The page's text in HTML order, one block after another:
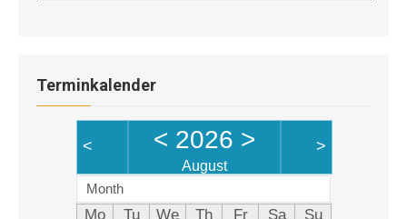
Terminkalender
< < 2026 >
August
>
Month
Mo Tu We Th Fr Sa
Su